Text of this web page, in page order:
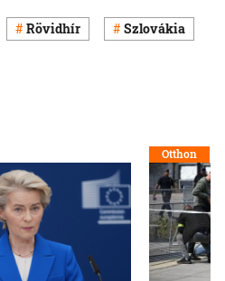
Rövidhír Szlovákia
Otthon